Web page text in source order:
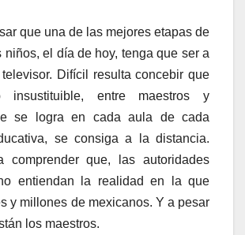
que una de las mejores etapas de
niños, el día de hoy, tenga que ser a
Difícil resulta concebir que
insustituible, entre maestros y
se logra en cada aula de cada
se consiga a la distancia.
comprender que, las autoridades
entiendan la realidad en la que
y millones de mexicanos. Y a pesar
los maestros.